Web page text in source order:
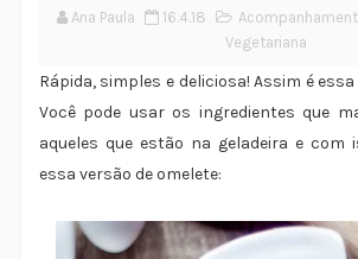
Ana Paula 16.4.18
Vegetariana
Rápida, simples e deliciosa! Assim é
Você pode usar os ingredientes que
aqueles que estão na geladeira e com
essa versão de omelete: